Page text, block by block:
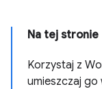
Na tej stronie
Korzystaj z
umieszczaj go